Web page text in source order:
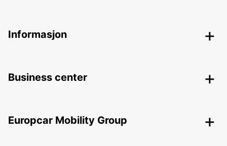
Informasjon
Business center
Europcar Mobility Group